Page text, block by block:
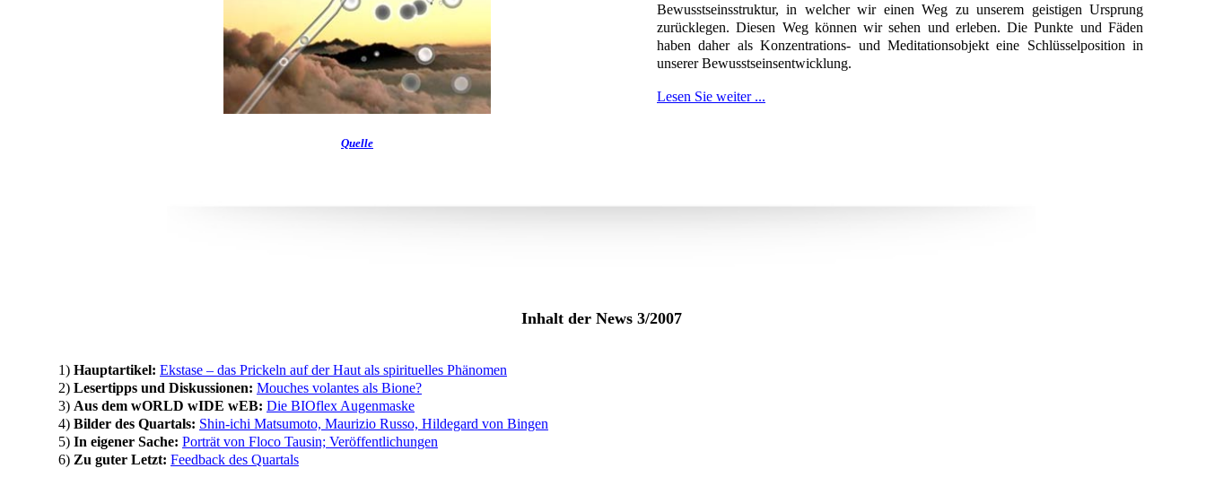
Quelle
Bewusstseinsstruktur, in welcher wir einen Weg zu unserem geistigen Ursprung
zurücklegen. Diesen Weg können wir sehen und erleben. Die Punkte und Fäden
haben daher als Konzentrations- und Meditationsobjekt eine Schlüsselposition in
unserer Bewusstseinsentwicklung.
Lesen Sie weiter ...
Inhalt der News 3/2007
1) Hauptartikel: Ekstase – das Prickeln auf der Haut als spirituelles Phänomen
2) Lesertipps und Diskussionen: Mouches volantes als Bione?
3) Aus dem wORLD wIDE wEB: Die BIOflex Augenmaske
4) Bilder des Quartals: Shin-ichi Matsumoto, Maurizio Russo, Hildegard von Bingen
5) In eigener Sache: Porträt von Floco Tausin; Veröffentlichungen
6) Zu guter Letzt: Feedback des Quartals